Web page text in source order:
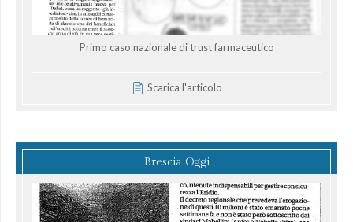
Primo caso nazionale di trust farmaceutico
Scarica l'articolo
Brescia Oggi